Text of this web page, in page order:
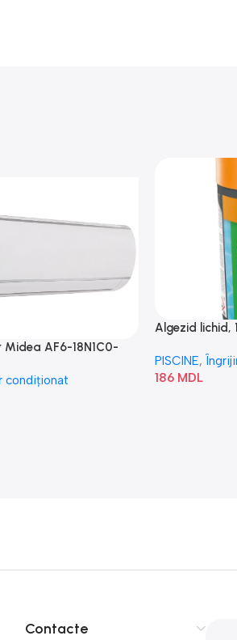
AF6-18N1C0-
condiționat
Algezid lichid,
PISCINE,
186 MDL
Contacte